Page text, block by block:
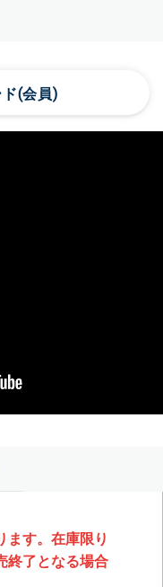
(会員)
ます。在庫限り
終了となる場合